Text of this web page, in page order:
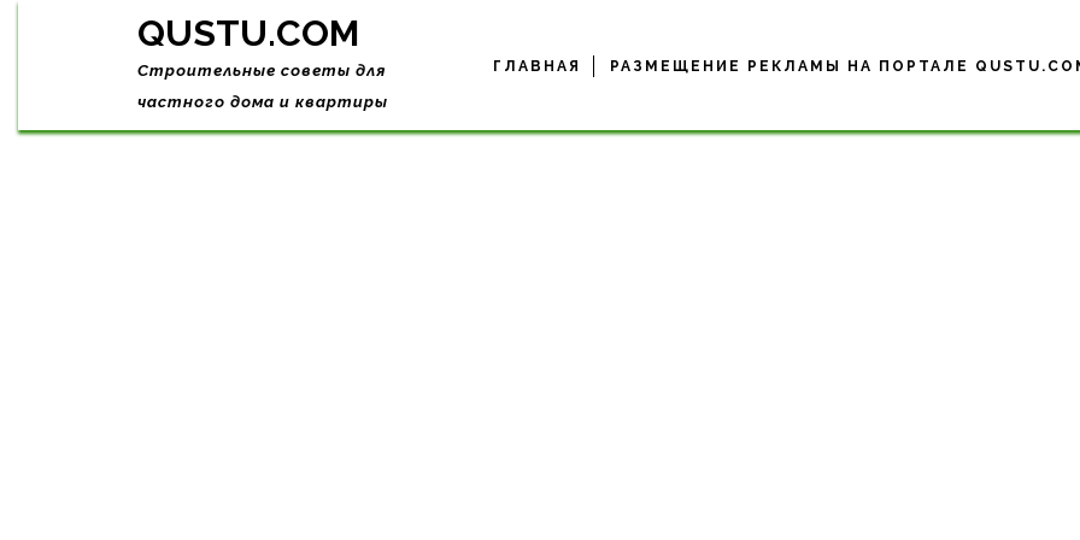
Skip
QUSTU.COM
Строительные советы для
частного дома и квартиры
ГЛАВНАЯ РАЗМЕЩЕНИЕ РЕКЛАМЫ НА ПОРТАЛЕ